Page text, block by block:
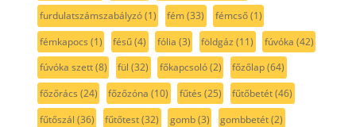
furdulatszámszabályzó(1) fém(33) fémcső(1)
fémkapocs (1) fésű(4) fólia (3) földgáz (11) fúvóka (42)
fúvóka szett(8) fül (32) főkapcsoló(2) főzőlap(64)
főzőrács (24) főzőzóna (10) fűtés (25) fűtőbetét(46)
fűtőszál (36) fűtőtest(32) gomb(3) gombbetét(2)